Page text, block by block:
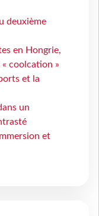
deuxième
en Hongrie,
coolcation »
et la
un
et